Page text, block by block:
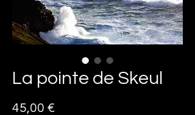
La pointe de Skeul
45,00 €